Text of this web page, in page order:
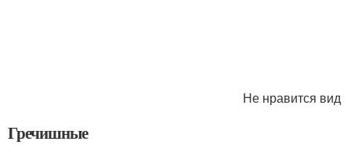
Не нравится вид
Гречишные